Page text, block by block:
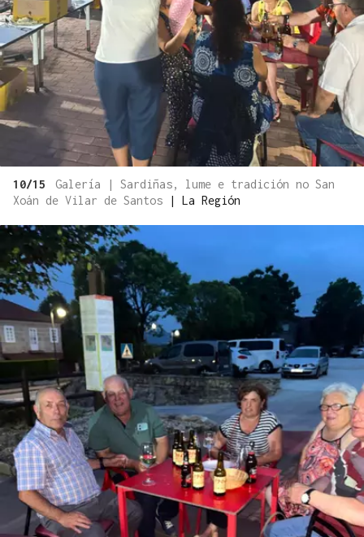
10/15
Galería | Sardiñas, lume e tradición no San
Xoán de Vilar de Santos
| La Región